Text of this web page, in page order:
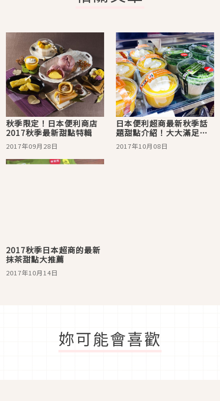
秋季限定！日本便利商店
2017秋季最新甜點特輯
2017年09月28日
日本便利超商最新秋季話
題甜點介紹！大大滿足食
慾之秋！
2017年10月08日
2017秋季日本超商的最新
抹茶甜點大推薦
2017年10月14日
妳可能會喜歡